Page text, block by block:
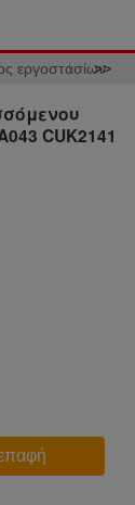
εργοστασίων
>>
CUK2141